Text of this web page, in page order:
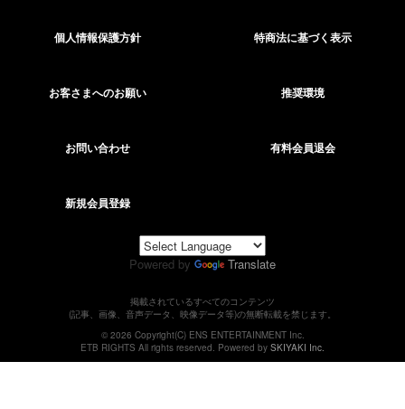
個人情報保護方針 特商法に基づく表示
お客さまへのお願い 推奨環境
お問い合わせ 有料会員退会
新規会員登録
Powered by Translate
掲載されているすべてのコンテンツ
(記事、画像、音声データ、映像データ等)の無断転載を禁じます。
© 2026 Copyright(C) ENS ENTERTAINMENT Inc.
ETB RIGHTS All rights reserved. Powered by SKIYAKI Inc.